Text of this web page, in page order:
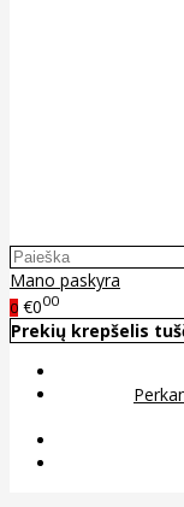
Mano paskyra
0 €000
Prekių krepšelis